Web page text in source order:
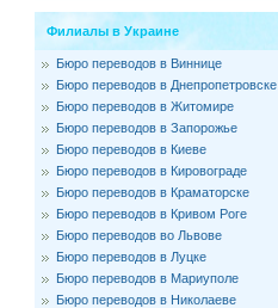
Филиалы в Украине
Бюро переводов в Виннице
Бюро переводов в Днепропетровске
Бюро переводов в Житомире
Бюро переводов в Запорожье
Бюро переводов в Киеве
Бюро переводов в Кировограде
Бюро переводов в Краматорске
Бюро переводов в Кривом Роге
Бюро переводов во Львове
Бюро переводов в Луцке
Бюро переводов в Мариуполе
Бюро переводов в Николаеве